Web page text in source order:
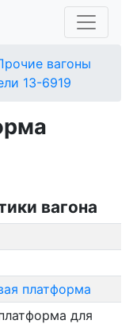
вагоны
13-6919
вагона
платформа
для